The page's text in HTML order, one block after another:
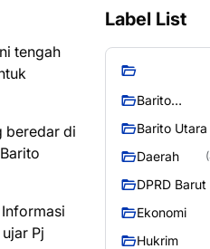
tengah
beredar di
Pj
Label List
Barito
Barito Utara
Daerah
DPRD Barut
Ekonomi
Hukrim